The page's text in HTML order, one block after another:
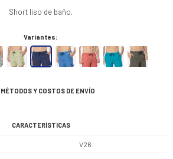
Short liso de baño.
Variantes:
MÉTODOS Y COSTOS DE ENVÍO
CARACTERÍSTICAS
V26